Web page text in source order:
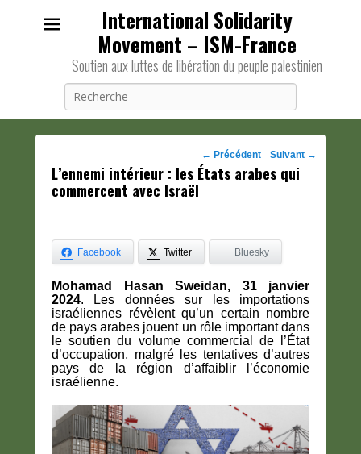
International Solidarity
Movement – ISM-France
Soutien aux luttes de libération du peuple palestinien
Navigation
des
← Précédent Suivant →
L’ennemi intérieur : les États arabes qui
commercent avec Israël
Facebook Twitter Bluesky
Mohamad Hasan Sweidan, 31 janvier
2024. Les données sur les importations
israéliennes révèlent qu’un certain nombre
de pays arabes jouent un rôle important dans
le soutien du volume commercial de l’État
d’occupation, malgré les tentatives d’autres
pays de la région d’affaiblir l’économie
israélienne.